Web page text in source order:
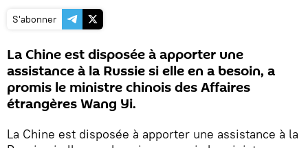
S'abonner
La Chine est disposée à apporter une
assistance à la Russie si elle en a besoin, a
promis le ministre chinois des Affaires
étrangères Wang Yi.
La Chine est disposée à apporter une assistance à la